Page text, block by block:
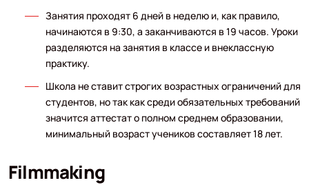
Занятия проходят 6 дней в неделю и, как правило,
начинаются в 9:30, а заканчиваются в 19 часов. Уроки
разделяются на занятия в классе и внеклассную
практику.
Школа не ставит строгих возрастных ограничений для
студентов, но так как среди обязательных требований
значится аттестат о полном среднем образовании,
минимальный возраст учеников составляет 18 лет.
Filmmaking